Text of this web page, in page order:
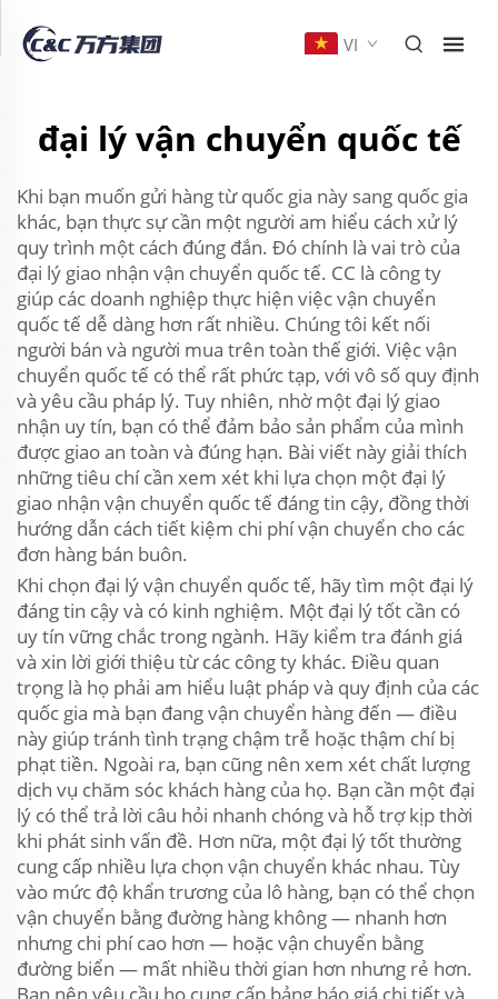
VI
đại lý vận chuyển quốc tế
Khi bạn muốn gửi hàng từ quốc gia này sang quốc gia
khác, bạn thực sự cần một người am hiểu cách xử lý
quy trình một cách đúng đắn. Đó chính là vai trò của
đại lý giao nhận vận chuyển quốc tế. CC là công ty
giúp các doanh nghiệp thực hiện việc vận chuyển
quốc tế dễ dàng hơn rất nhiều. Chúng tôi kết nối
người bán và người mua trên toàn thế giới. Việc vận
chuyển quốc tế có thể rất phức tạp, với vô số quy định
và yêu cầu pháp lý. Tuy nhiên, nhờ một đại lý giao
nhận uy tín, bạn có thể đảm bảo sản phẩm của mình
được giao an toàn và đúng hạn. Bài viết này giải thích
những tiêu chí cần xem xét khi lựa chọn một đại lý
giao nhận vận chuyển quốc tế đáng tin cậy, đồng thời
hướng dẫn cách tiết kiệm chi phí vận chuyển cho các
đơn hàng bán buôn.
Khi chọn đại lý vận chuyển quốc tế, hãy tìm một đại lý
đáng tin cậy và có kinh nghiệm. Một đại lý tốt cần có
uy tín vững chắc trong ngành. Hãy kiểm tra đánh giá
và xin lời giới thiệu từ các công ty khác. Điều quan
trọng là họ phải am hiểu luật pháp và quy định của các
quốc gia mà bạn đang vận chuyển hàng đến — điều
này giúp tránh tình trạng chậm trễ hoặc thậm chí bị
phạt tiền. Ngoài ra, bạn cũng nên xem xét chất lượng
dịch vụ chăm sóc khách hàng của họ. Bạn cần một đại
lý có thể trả lời câu hỏi nhanh chóng và hỗ trợ kịp thời
khi phát sinh vấn đề. Hơn nữa, một đại lý tốt thường
cung cấp nhiều lựa chọn vận chuyển khác nhau. Tùy
vào mức độ khẩn trương của lô hàng, bạn có thể chọn
vận chuyển bằng đường hàng không — nhanh hơn
nhưng chi phí cao hơn — hoặc vận chuyển bằng
đường biển — mất nhiều thời gian hơn nhưng rẻ hơn.